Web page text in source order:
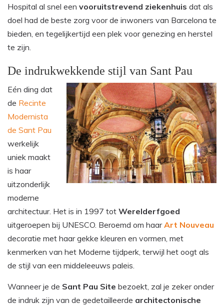
Hospital al snel een vooruitstrevend ziekenhuis dat als
doel had de beste zorg voor de inwoners van Barcelona te
bieden, en tegelijkertijd een plek voor genezing en herstel
te zijn.
De indrukwekkende stijl van Sant Pau
Eén ding dat
de Recinte
Modernista
de Sant Pau
werkelijk
uniek maakt
is haar
uitzonderlijk
moderne
architectuur. Het is in 1997 tot Werelderfgoed
uitgeroepen bij UNESCO. Beroemd om haarArt Nouveau
decoratie met haar gekke kleuren en vormen, met
kenmerken van het Moderne tijdperk, terwijl het oogt als
de stijl van een middeleeuws paleis.
Wanneer je de Sant Pau Site bezoekt, zal je zeker onder
de indruk zijn van de gedetailleerde architectonische